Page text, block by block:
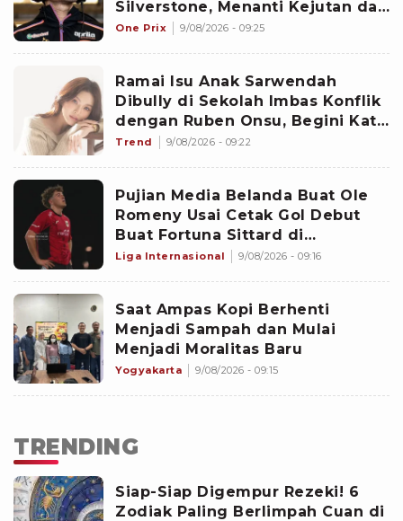
Silverstone, Menanti Kejutan dari
Marc Marquez
One Prix 9/08/2026 - 09:25
Ramai Isu Anak Sarwendah
Dibully di Sekolah Imbas Konflik
dengan Ruben Onsu, Begini Kata
Sang Ibu
Trend 9/08/2026 - 09:22
Pujian Media Belanda Buat Ole
Romeny Usai Cetak Gol Debut
Buat Fortuna Sittard di
Eredivisie: Penyelesaian yang
Liga Internasional 9/08/2026 - 09:16
Saat Ampas Kopi Berhenti
Menjadi Sampah dan Mulai
Menjadi Moralitas Baru
Yogyakarta 9/08/2026 - 09:15
TRENDING
Siap-Siap Digempur Rezeki! 6
Zodiak Paling Berlimpah Cuan di